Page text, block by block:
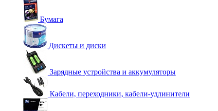
Бумага
Дискеты и диски
Зарядные устройства и аккумуляторы
Кабели, переходники, кабели-удлинители